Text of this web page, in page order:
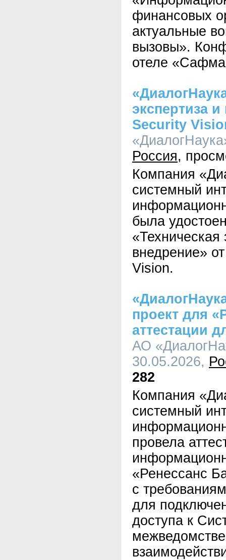
финансовых
актуальные
вызовы».
отеле
экспертиза
Security
Россия
Компания
системный
была
«Техническая
внедрение»
Vision.
проект для
аттестации
АО
30.05.2026,
282
Компания
системный
провела
«Ренессанс
с
для
доступа к